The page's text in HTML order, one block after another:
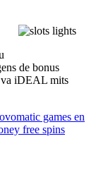
de bonus
va iDEAL mits
games en
free spins